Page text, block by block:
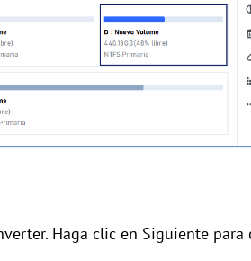
Haga clic en Siguiente para